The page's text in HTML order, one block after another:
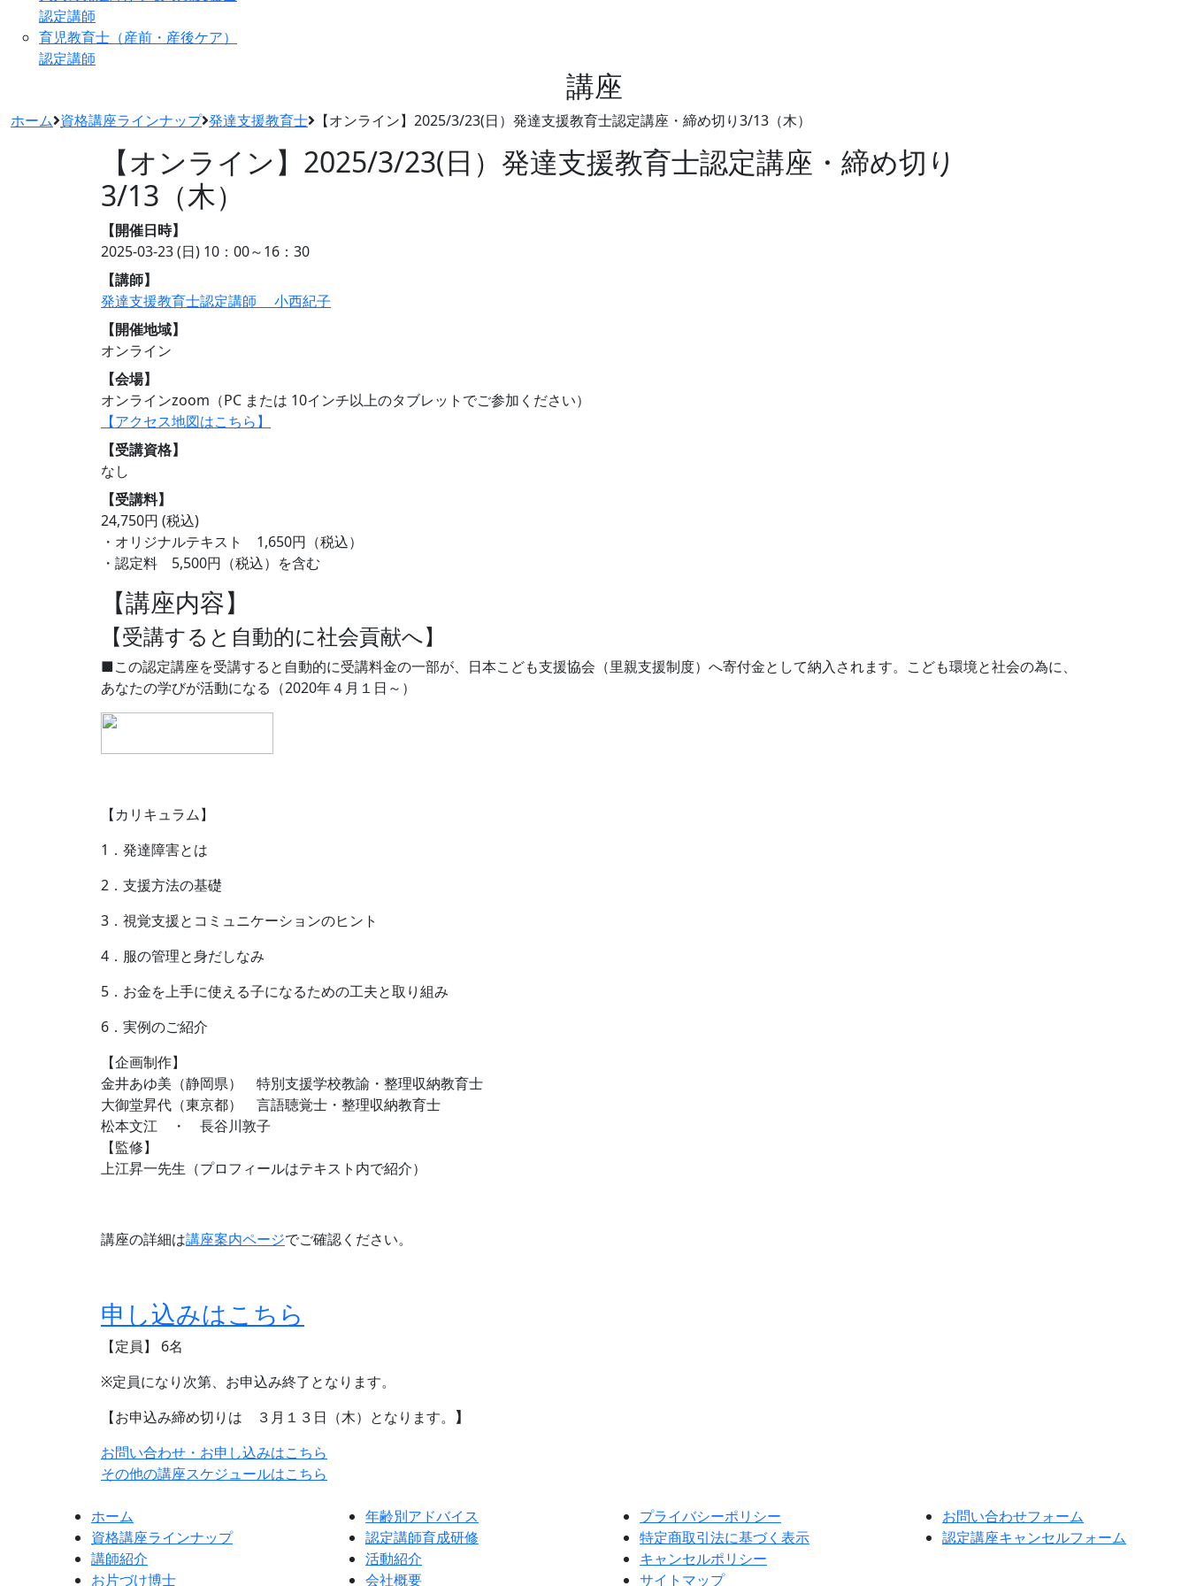
認定講師
育児教育士（産前・産後ケア）
認定講師
講座
ホーム 資格講座ラインナップ 発達支援教育士 【オンライン】2025/3/23(日）発達支援教育士認定講座・締め切り3/13（木）
【オンライン】2025/3/23(日）発達支援教育士認定講座・締め切り
3/13（木）
【開催日時】
2025-03-23 (日) 10：00～16：30
【講師】
発達支援教育士認定講師 小西紀子
【開催地域】
オンライン
【会場】
オンラインzoom（PC または 10インチ以上のタブレットでご参加ください）
【アクセス地図はこちら】
【受講資格】
なし
【受講料】
24,750円 (税込)
・オリジナルテキスト 1,650円（税込）
・認定料 5,500円（税込）を含む
【講座内容】
【受講すると自動的に社会貢献へ】
■この認定講座を受講すると自動的に受講料金の一部が、日本こども支援協会（里親支援制度）へ寄付金として納入されます。こども環境と社会の為に、
あなたの学びが活動になる（2020年４月１日～）
【カリキュラム】
1．発達障害とは
2．支援方法の基礎
3．視覚支援とコミュニケーションのヒント
4．服の管理と身だしなみ
5．お金を上手に使える子になるための工夫と取り組み
6．実例のご紹介
【企画制作】
金井あゆ美（静岡県） 特別支援学校教諭・整理収納教育士
大御堂昇代（東京都） 言語聴覚士・整理収納教育士
松本文江 ・ 長谷川敦子
【監修】
上江昇一先生（プロフィールはテキスト内で紹介）
講座の詳細は講座案内ページでご確認ください。
申し込みはこちら
【定員】 6名
※定員になり次第、お申込み終了となります。
【お申込み締め切りは ３月１３日（木）となります。 】
お問い合わせ・お申し込みはこちら
その他の講座スケジュールはこちら
ホーム
資格講座ラインナップ
講師紹介
お片づけ博士
年齢別アドバイス
認定講師育成研修
活動紹介
会社概要
プライバシーポリシー
特定商取引法に基づく表示
キャンセルポリシー
サイトマップ
お問い合わせフォーム
認定講座キャンセルフォーム